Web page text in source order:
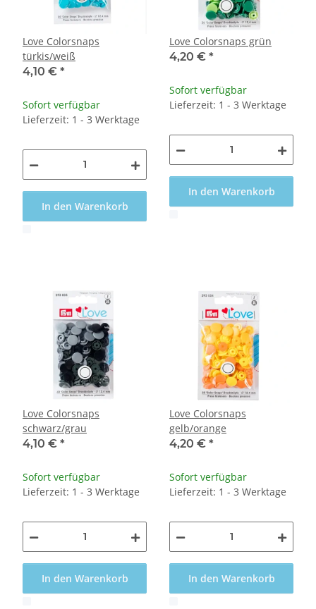
Love Colorsnaps
türkis/weiß
4,10 € *
Sofort verfügbar
Lieferzeit: 1 - 3 Werktage
In den Warenkorb
Love Colorsnaps grün
4,20 € *
Sofort verfügbar
Lieferzeit: 1 - 3 Werktage
In den Warenkorb
Love Colorsnaps
schwarz/grau
4,10 € *
Sofort verfügbar
Lieferzeit: 1 - 3 Werktage
In den Warenkorb
Love Colorsnaps
gelb/orange
4,20 € *
Sofort verfügbar
Lieferzeit: 1 - 3 Werktage
In den Warenkorb